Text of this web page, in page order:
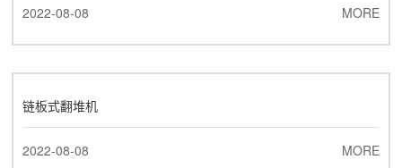
2022-08-08 MORE
链板式翻堆机
2022-08-08 MORE